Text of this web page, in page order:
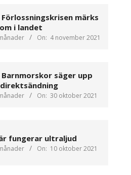
Förlossningskrisen märks
i landet
On: 4 november 2021
Barnmorskor säger upp
On: 30 oktober 2021
fungerar ultraljud
On: 10 oktober 2021